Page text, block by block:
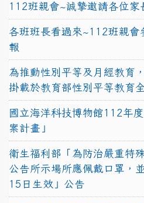
112班親會~誠摯邀請各位家
各班班長看過來~112班親會
報
為推動性別平等及月經教育
掛載於教育部性別平等教育
國立海洋科技博物館112年
案計畫」
衛生福利部「為防治嚴重特
公告所示場所應佩戴口罩，
15日生效」公告